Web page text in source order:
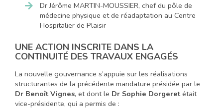
Dr Jérôme MARTIN-MOUSSIER, chef du pôle de
médecine physique et de réadaptation au Centre
Hospitalier de Plaisir
UNE ACTION INSCRITE DANS LA
CONTINUITÉ DES TRAVAUX ENGAGÉS
La nouvelle gouvernance s’appuie sur les réalisations
structurantes de la précédente mandature présidée par le
Dr Benoît Vignes, et dont le Dr Sophie Dorgeretétait
vice-présidente, qui a permis de :